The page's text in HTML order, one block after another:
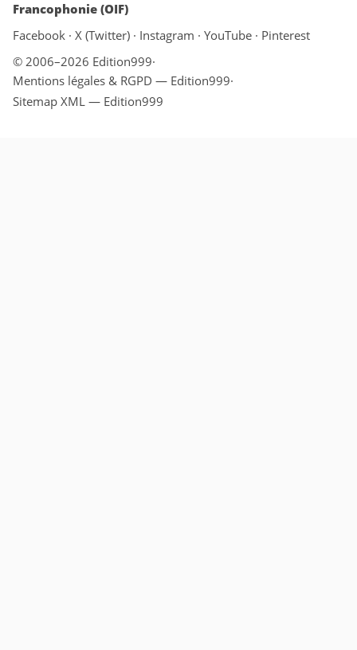
Francophonie (OIF)
Facebook · X (Twitter) · Instagram · YouTube · Pinterest
© 2006–2026 Edition999·
Mentions légales & RGPD — Edition999·
Sitemap XML — Edition999